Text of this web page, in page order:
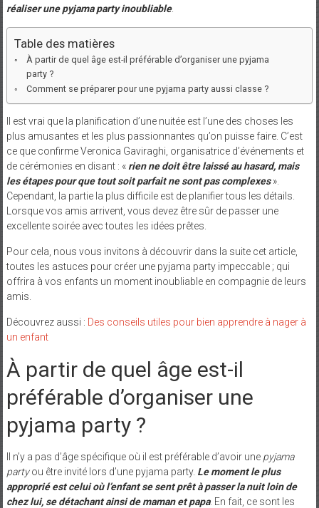
réaliser une pyjama party inoubliable.
Table des matières
À partir de quel âge est-il préférable d’organiser une pyjama
party ?
Comment se préparer pour une pyjama party aussi classe ?
Il est vrai que la planification d’une nuitée est l’une des choses les
plus amusantes et les plus passionnantes qu’on puisse faire. C’est
ce que confirme Veronica Gaviraghi, organisatrice d’événements et
de cérémonies en disant : « rien ne doit être laissé au hasard, mais
les étapes pour que tout soit parfait ne sont pas complexes».
Cependant, la partie la plus difficile est de planifier tous les détails.
Lorsque vos amis arrivent, vous devez être sûr de passer une
excellente soirée avec toutes les idées prêtes.
Pour cela, nous vous invitons à découvrir dans la suite cet article,
toutes les astuces pour créer une pyjama party impeccable ; qui
offrira à vos enfants un moment inoubliable en compagnie de leurs
amis.
Découvrez aussi : Des conseils utiles pour bien apprendre à nager à
un enfant
À partir de quel âge est-il
préférable d’organiser une
pyjama party ?
Il n’y a pas d’âge spécifique où il est préférable d’avoir une pyjama
partyou être invité lors d’une pyjama party. Le moment le plus
approprié est celui où l’enfant se sent prêt à passer la nuit loin de
chez lui, se détachant ainsi de maman et papa. En fait, ce sont les